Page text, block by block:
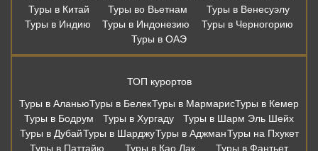
Туры в Китай
Туры во Вьетнам
Туры в Венесуэлу
Туры в Индию
Туры в Индонезию
Туры в Черногорию
Туры в ОАЭ
ТОП курортов
Туры в АланьюТуры в БелекТуры в МармарисТуры в Кемер
Туры в Бодрум
Туры в Хургаду
Туры в Шарм Эль Шейх
Туры в ДубайТуры в ШарджуТуры в АджманТуры на Пхукет
Туры в Паттайю
Туры в Као Лак
Туры в Фантьет